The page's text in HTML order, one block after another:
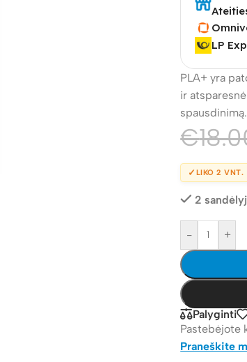
LP
PLA+ yra
ir
spausdinimą.
€
✓ LIKO 2 VNT.
2
- +
Palyginti
Pastebėjote
Praneškite